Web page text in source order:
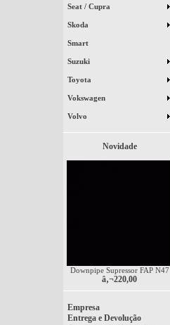
Seat / Cupra
Skoda
Smart
Suzuki
Toyota
Vokswagen
Volvo
Novidade
Downpipe Supressor FAP N47
â‚¬220,00
Empresa
Entrega e Devolução